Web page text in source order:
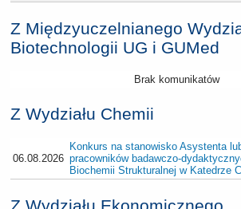
Z Międzyuczelnianego
Biotechnologii UG i GUMed
Brak komunikatów
Z Wydziału Chemii
06.08.2026
Konkurs na stanowisko Asystenta
pracowników badawczo-
Biochemii Strukturalnej w Katedrze
Z Wydziału Ekonomicznego